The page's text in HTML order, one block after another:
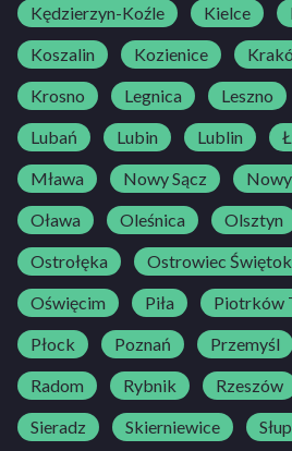
Kędzierzyn-Koźle
Kielce
Koszalin
Kozienice
Krosno
Legnica Leszno
Lubań
Lubin Lublin
Mława
Nowy Sącz
Oława
Oleśnica Olsztyn
Ostrołęka
Ostrowiec
Oświęcim
Piła
Piotrków
Płock
Poznań Przemyśl
Radom
Rybnik Rzeszów
Sieradz
Skierniewice